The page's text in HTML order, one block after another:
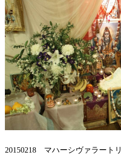
20150218 マハーシヴァラートリ